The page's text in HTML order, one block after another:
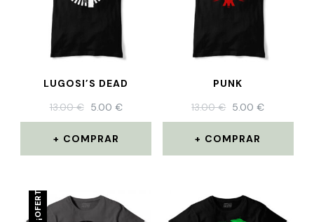
LUGOSI’S DEAD
13.00€ 5.00 €
COMPRAR
PUNK
13.00€ 5.00€
COMPRAR
¡OFERTA!